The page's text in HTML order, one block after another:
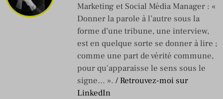
Marketing et Social Média Manager : «
Donner la parole à l’autre sous la
forme d’une tribune, une interview,
est en quelque sorte se donner à lire ;
comme une part de vérité commune,
pour qu'apparaisse le sens sous le
signe… ». / Retrouvez-moi sur
LinkedIn